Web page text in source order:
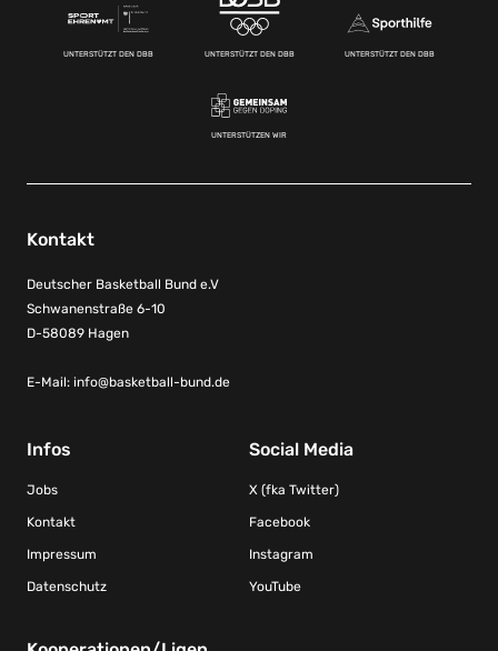
UNTERSTÜTZT DEN DBB UNTERSTÜTZT DEN DBB UNTERSTÜTZT DEN DBB
UNTERSTÜTZEN WIR
Kontakt
Deutscher Basketball Bund e.V
Schwanenstraße 6-10
D-58089 Hagen
E-Mail: info@basketball-bund.de
Infos
Jobs
Kontakt
Impressum
Datenschutz
Social Media
X (fka Twitter)
Facebook
Instagram
YouTube